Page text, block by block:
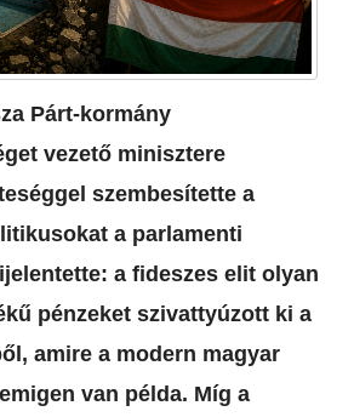
Párt-kormány
vezető minisztere
szembesítette a
a parlamenti
a fideszes elit olyan
pénzeket szivattyúzott ki a
amire a modern magyar
van példa. Míg a